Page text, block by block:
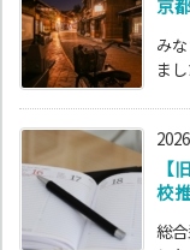
京
み
ま
【
校
総